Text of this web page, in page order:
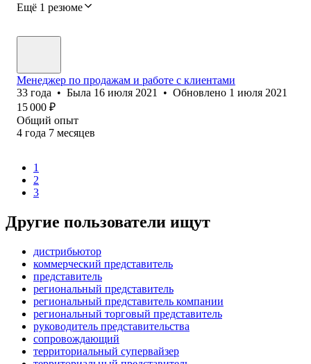
Ещё 1 резюме
Менеджер по продажам и работе с клиентами
33 года • Была 16 июля 2021 • Обновлено 1 июля 2021
15 000 ₽
Общий опыт
4 года 7 месяцев
1
2
3
Другие пользователи ищут
дистрибьютор
коммерческий представитель
представитель
региональный представитель
региональный представитель компании
региональный торговый представитель
руководитель представительства
сопровождающий
территориальный супервайзер